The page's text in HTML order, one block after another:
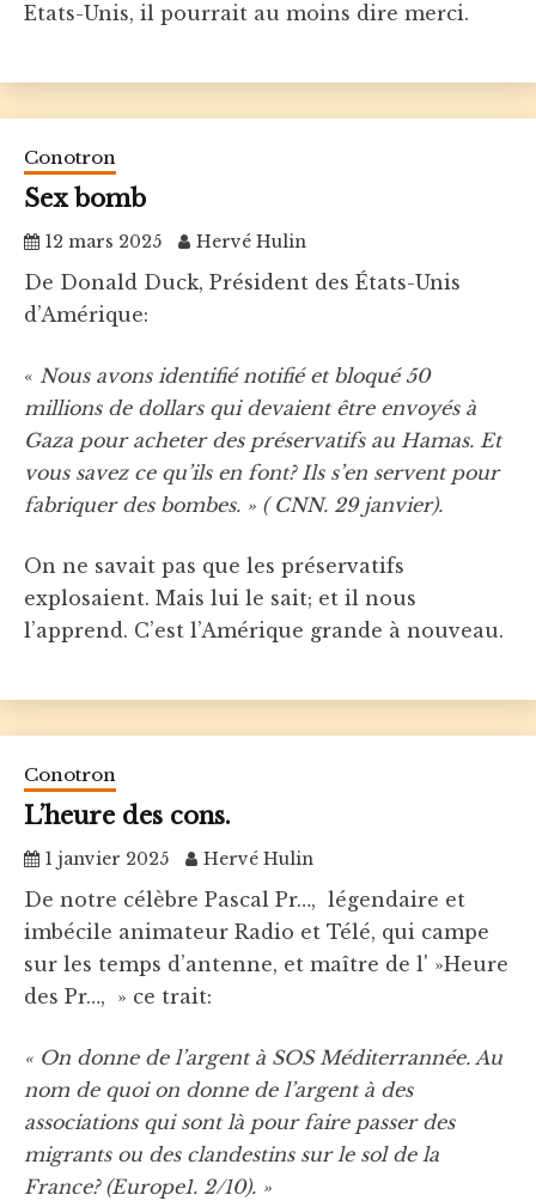
Etats-Unis, il pourrait au moins dire merci.
Conotron
Sex bomb
12 mars 2025 Hervé Hulin
De Donald Duck, Président des États-Unis
d’Amérique:
« Nous avons identifié notifié et bloqué 50
millions de dollars qui devaient être envoyés à
Gaza pour acheter des préservatifs au Hamas. Et
vous savez ce qu’ils en font? Ils s’en servent pour
fabriquer des bombes. » ( CNN. 29 janvier).
On ne savait pas que les préservatifs
explosaient. Mais lui le sait; et il nous
l’apprend. C’est l’Amérique grande à nouveau.
Conotron
L’heure des cons.
1 janvier 2025 Hervé Hulin
De notre célèbre Pascal Pr…, légendaire et
imbécile animateur Radio et Télé, qui campe
sur les temps d’antenne, et maître de l' »Heure
des Pr…, » ce trait:
« On donne de l’argent à SOS Méditerrannée. Au
nom de quoi on donne de l’argent à des
associations qui sont là pour faire passer des
migrants ou des clandestins sur le sol de la
France? (Europe1. 2/10). »